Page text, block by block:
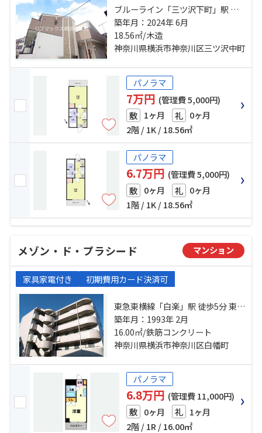
ブルーライン「三ツ沢下町」駅 徒
歩7分 ブルーライン「三ツ沢上町」
駅 徒歩13分 東急東横線「横浜」
駅 バス20分 グリーンヒル三ツ沢 停
築年月：2024年 6月
18.56㎡/木造
神奈川県横浜市神奈川区三ツ沢中町
パノラマ
7万円 (管理費 5,000円)
敷 1ヶ月 礼 0ヶ月
2階 / 1K / 18.56㎡
パノラマ
6.7万円 (管理費 5,000円)
敷 0ヶ月 礼 0ヶ月
1階 / 1K / 18.56㎡
メゾン・ド・プラシード マンション
家具家電付き 初期費用カード決済可
東急東横線「白楽」駅 徒歩5分 東急
東横線「妙蓮寺」駅 徒歩7分 東急東
横線「東白楽」駅 徒歩16分
築年月：1993年 2月
16.00㎡/鉄筋コンクリート
神奈川県横浜市神奈川区白幡町
パノラマ
6.8万円 (管理費 11,000円)
敷 0ヶ月 礼 1ヶ月
2階 / 1R / 16.00㎡